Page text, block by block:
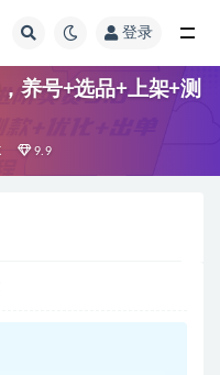
登录
养号+选品+上架+测
9.9